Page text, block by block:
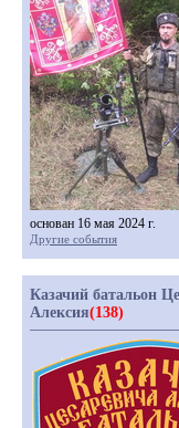
основан 16 мая 2024 г.
Другие события
Казачий батальон
Алексия(138)